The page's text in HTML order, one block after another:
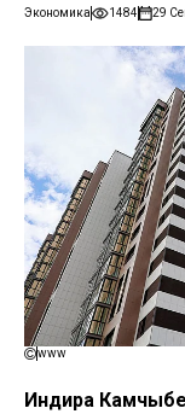
Экономика 1484 29
www
Индира